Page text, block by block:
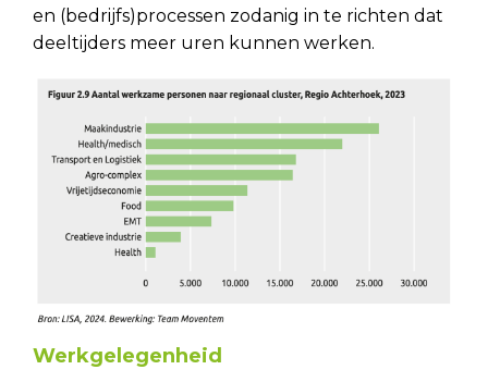
en (bedrijfs)processen zodanig in te richten dat
deeltijders meer uren kunnen werken.
Werkgelegenheid